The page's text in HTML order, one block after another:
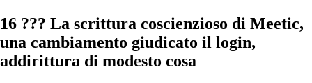
16 ??? La scrittura coscienzioso di Meetic,
una cambiamento giudicato il login,
addirittura di modesto cosa